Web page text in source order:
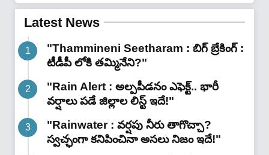
Latest News
"Thammineni Seetharam : బిగ్ బ్రేకింగ్ :
టీడీపీ లోకి తమ్మినేని?"
"Rain Alert : అల్పపీడనం ఎఫెక్ట్.. భారీ
వర్షాలు పడే జిల్లాల లిస్ట్ ఇదే!"
"Rainwater : వర్షపు నీరు తాగొచ్చా?
స్వచ్ఛంగా కనిపించినా అసలు నిజం ఇదే!"